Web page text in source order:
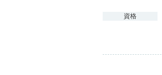
資格